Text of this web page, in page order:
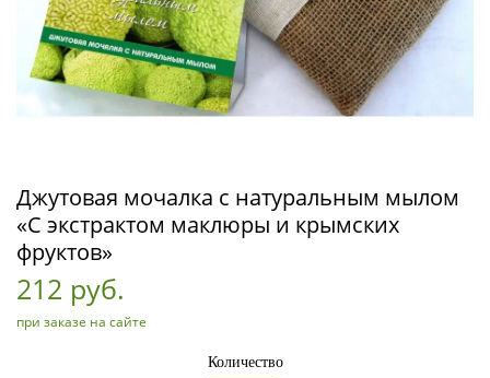
Джутовая мочалка с натуральным мылом
«С экстрактом маклюры и крымских
фруктов»
212 руб.
при заказе на сайте
Количество